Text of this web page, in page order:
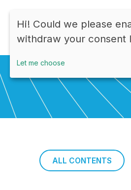
ALL CONTENTS
Hi! Could we please
withdraw your consent
Let me choose